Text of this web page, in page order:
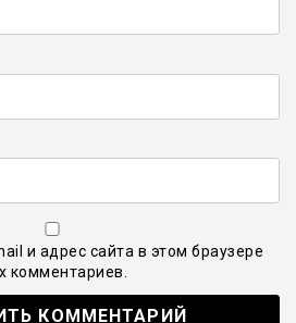
и адрес сайта в этом браузере
комментариев.